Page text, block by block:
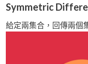
Symmetric
給定兩集合，回傳兩個